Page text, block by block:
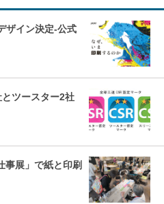
ザイン決定-公式
ツースター2社
事展」で紙と印刷